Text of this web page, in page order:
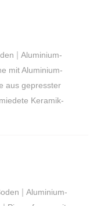
| Aluminium-
mit Aluminium-
aus gepresster
Keramik-
| Aluminium-